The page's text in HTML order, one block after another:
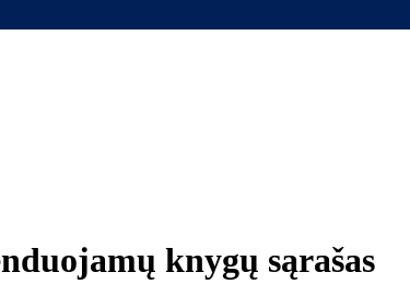
knygų sąrašas